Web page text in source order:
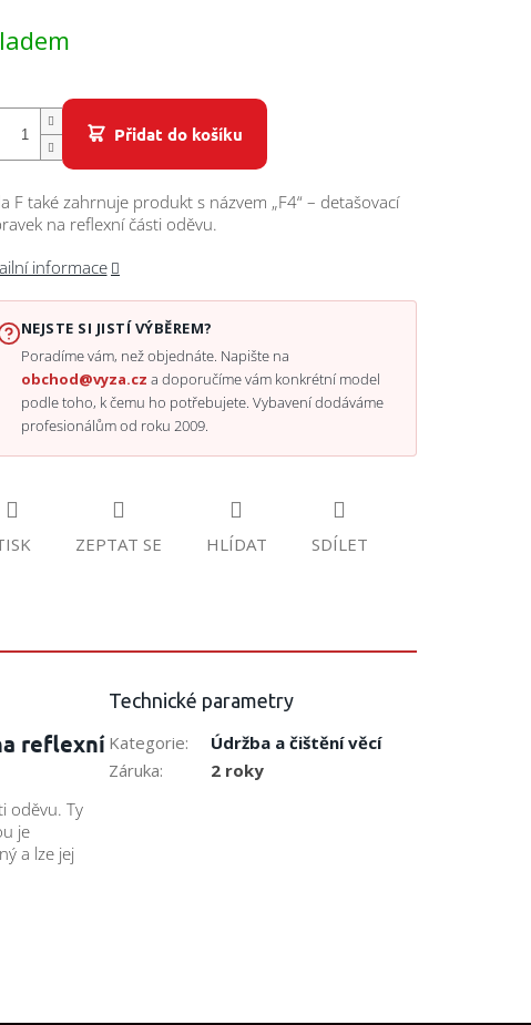
Přidat do košíku
F také zahrnuje produkt s názvem „F4“ – detašovací
na reflexní části oděvu.
informace
NEJSTE SI JISTÍ VÝBĚREM?
Poradíme vám, než objednáte. Napište na
obchod@vyza.cz a doporučíme vám konkrétní model
podle toho, k čemu ho potřebujete. Vybavení dodáváme
profesionálům od roku 2009.
ZEPTAT SE HLÍDAT SDÍLET
reflexní
oděvu. Ty
je
a lze jej
Technické parametry
Kategorie:
Údržba a čištění věcí
Záruka: 2 roky